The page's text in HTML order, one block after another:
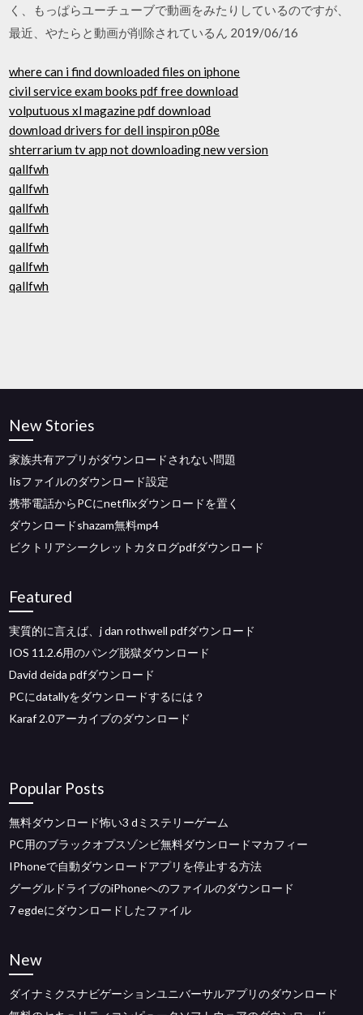
く、もっぱらユーチューブで動画をみたりしているのですが、
最近、やたらと動画が削除されているん 2019/06/16
where can i find downloaded files on iphone
civil service exam books pdf free download
volputuous xl magazine pdf download
download drivers for dell inspiron p08e
shterrarium tv app not downloading new version
qallfwh
qallfwh
qallfwh
qallfwh
qallfwh
qallfwh
qallfwh
New Stories
家族共有アプリがダウンロードされない問題
Iisファイルのダウンロード設定
携帯電話からPCにnetflixダウンロードを置く
ダウンロードshazam無料mp4
ビクトリアシークレットカタログpdfダウンロード
Featured
実質的に言えば、j dan rothwell pdfダウンロード
IOS 11.2.6用のパング脱獄ダウンロード
David deida pdfダウンロード
PCにdatallyをダウンロードするには？
Karaf 2.0アーカイブのダウンロード
Popular Posts
無料ダウンロード怖い3 dミステリーゲーム
PC用のブラックオプスゾンビ無料ダウンロードマカフィー
IPhoneで自動ダウンロードアプリを停止する方法
グーグルドライブのiPhoneへのファイルのダウンロード
7 egdeにダウンロードしたファイル
New
ダイナミクスナビゲーションユニバーサルアプリのダウンロード